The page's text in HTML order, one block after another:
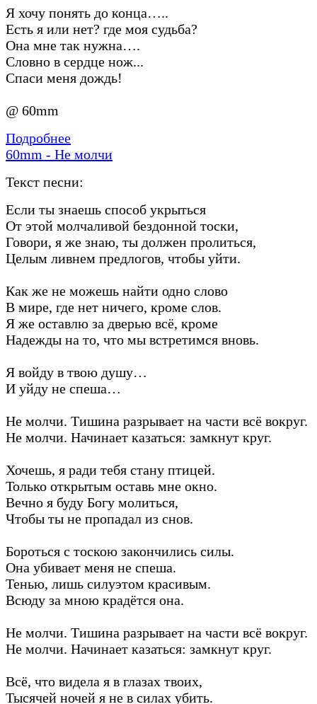
Я хочу понять до конца…..
Есть я или нет? где моя судьба?
Она мне так нужна….
Словно в сердце нож...
Спаси меня дождь!
@ 60mm
Подробнее
60mm - Не молчи
Текст песни:
Если ты знаешь способ укрыться
От этой молчаливой бездонной тоски,
Говори, я же знаю, ты должен пролиться,
Целым ливнем предлогов, чтобы уйти.
Как же не можешь найти одно слово
В мире, где нет ничего, кроме слов.
Я же оставлю за дверью всё, кроме
Надежды на то, что мы встретимся вновь.
Я войду в твою душу…
И уйду не спеша…
Не молчи. Тишина разрывает на части всё вокруг.
Не молчи. Начинает казаться: замкнут круг.
Хочешь, я ради тебя стану птицей.
Только открытым оставь мне окно.
Вечно я буду Богу молиться,
Чтобы ты не пропадал из снов.
Бороться с тоскою закончились силы.
Она убивает меня не спеша.
Тенью, лишь силуэтом красивым.
Всюду за мною крадётся она.
Не молчи. Тишина разрывает на части всё вокруг.
Не молчи. Начинает казаться: замкнут круг.
Всё, что видела я в глазах твоих,
Тысячей ночей я не в силах убить.